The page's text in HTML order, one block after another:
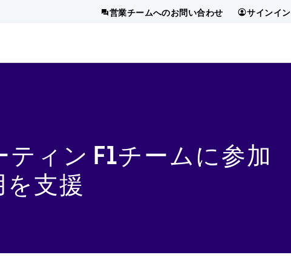
営業チームへのお問い合わせ サインイン
ィン F1チームに参加
を支援